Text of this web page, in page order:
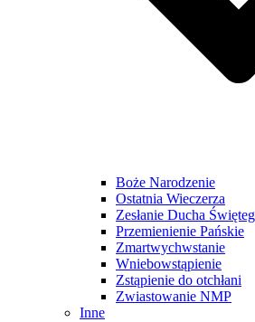
Boże Narodzenie
Ostatnia Wieczerza
Zesłanie Ducha
Przemienienie Pańskie
Zmartwychwstanie
Wniebowstąpienie
Zstąpienie do otchłani
Zwiastowanie NMP
Inne